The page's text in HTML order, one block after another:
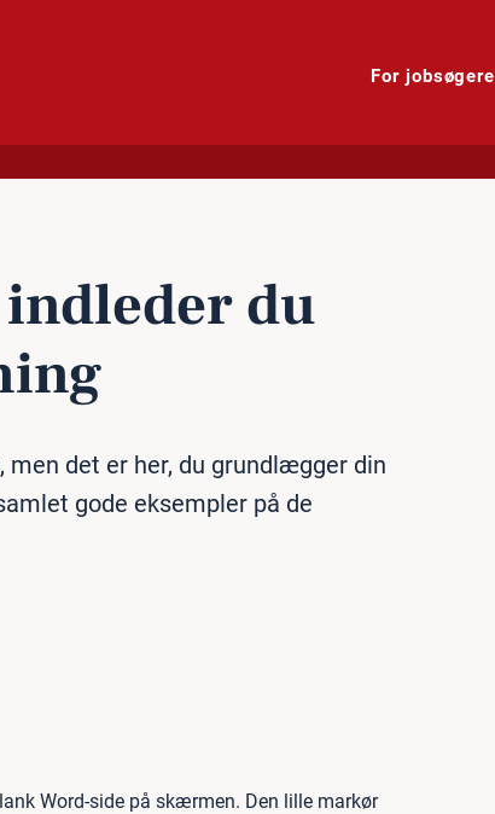
For jobsøgere
indleder du
det er her, du grundlægger din
gode eksempler på de
Word-side på skærmen. Den lille markør